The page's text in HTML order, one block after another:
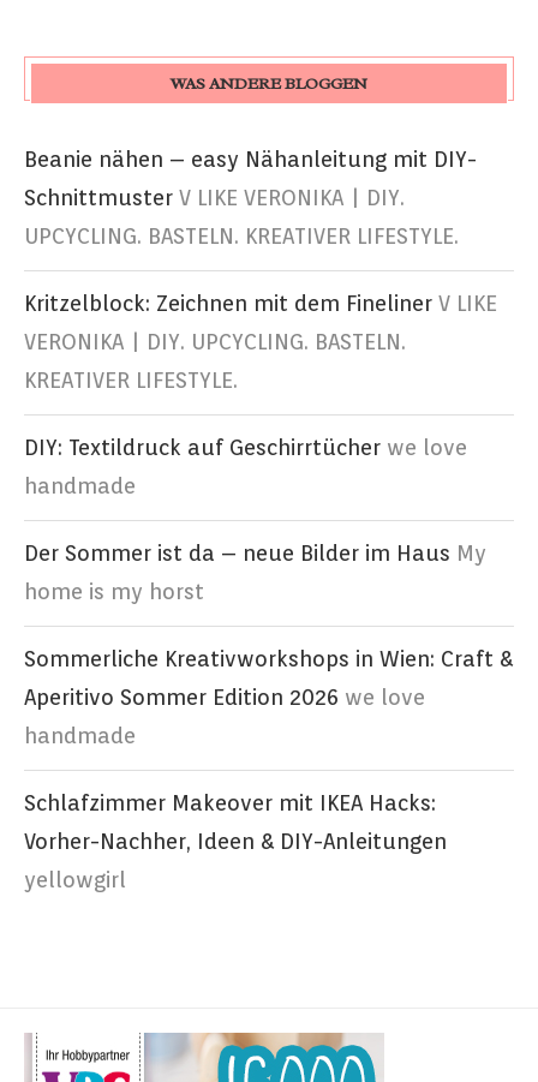
WAS ANDERE BLOGGEN
Beanie nähen – easy Nähanleitung mit DIY-
Schnittmuster V LIKE VERONIKA | DIY.
UPCYCLING. BASTELN. KREATIVER LIFESTYLE.
Kritzelblock: Zeichnen mit dem Fineliner V LIKE
VERONIKA | DIY. UPCYCLING. BASTELN.
KREATIVER LIFESTYLE.
DIY: Textildruck auf Geschirrtücher we love
handmade
Der Sommer ist da – neue Bilder im Haus My
home is my horst
Sommerliche Kreativworkshops in Wien: Craft &
Aperitivo Sommer Edition 2026 we love
handmade
Schlafzimmer Makeover mit IKEA Hacks:
Vorher-Nachher, Ideen & DIY-Anleitungen
yellowgirl